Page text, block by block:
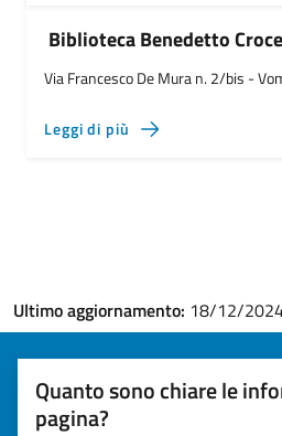
Biblioteca Benedetto Croce
Via Francesco De Mura n. 2/bis -
Leggi di più
Ultimo aggiornamento: 18/12/
Quanto sono chiare le
pagina?